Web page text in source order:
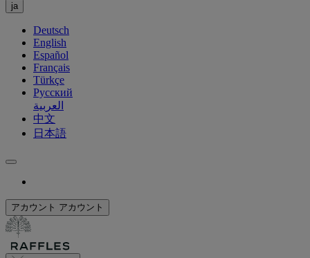
ja
Deutsch
English
Español
Français
Türkçe
Русский
العربية
中文
日本語
アカウント アカウント